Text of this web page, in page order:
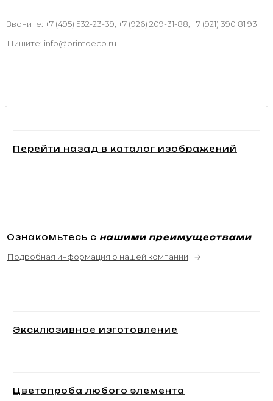
Звоните: +7 (495) 532-23-39, +7 (926) 209-31-88, +7 (921) 390 81 93
Пишите: info@printdeco.ru
Перейти назад в каталог изображений
Ознакомьтесь с нашими преимуществами
Подробная информация о нашей компании →
Эксклюзивное изготовление
Цветопроба любого элемента